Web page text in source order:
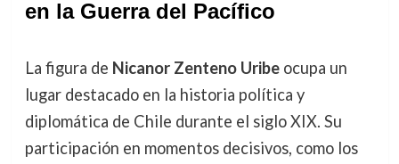
en la Guerra del Pacífico
La figura de Nicanor Zenteno Uribeocupa un
lugar destacado en la historia política y
diplomática de Chile durante el siglo XIX. Su
participación en momentos decisivos, como los